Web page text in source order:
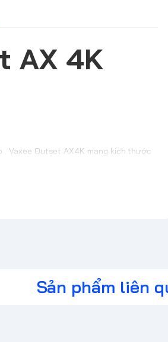
AX 4K
Vaxee Outset AX4K mang kích thước
Sản phẩm liên